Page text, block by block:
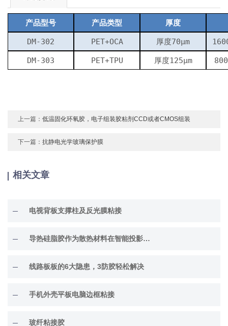
产品型号 产品类型 厚度
DM-302 PET+OCA 厚度70μm
DM-303 PET+TPU 厚度125μm
上一篇：低温固化环氧胶，电子组装胶粘剂CCD或者CMOS组装
下一篇：抗静电光学玻璃保护膜
相关文章
电视背板支撑柱及反光膜粘接
导热硅脂胶作为散热材料在智能投影仪的应用
线路板板的6大隐患，3防胶轻松解决
手机外壳平板电脑边框粘接
玻纤粘接胶